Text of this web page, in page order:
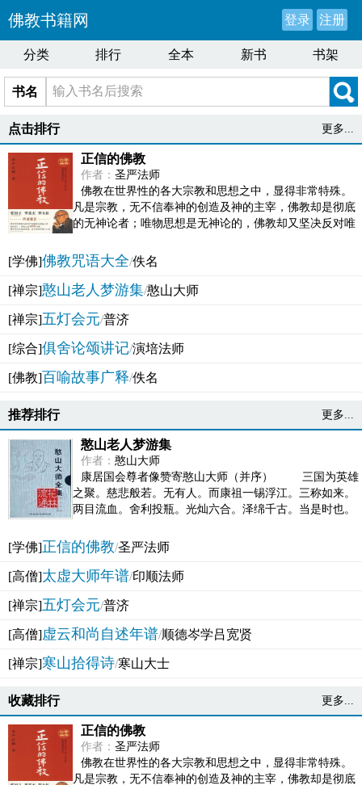
佛教书籍网 登录 注册
分类 排行 全本 新书 书架
书名
点击排行 更多...
正信的佛教
作者： 圣严法师
佛教在世界性的各大宗教和思想之中，显得非常特殊。
凡是宗教，无不信奉神的创造及神的主宰，佛教却是彻底
的无神论者；唯物思想是无神论的，佛教却又坚决反对唯
[学佛]佛教咒语大全/佚名
[禅宗]憨山老人梦游集/憨山大师
[禅宗]五灯会元/普济
[综合]俱舍论颂讲记/演培法师
[佛教]百喻故事广释/佚名
推荐排行 更多...
憨山老人梦游集
作者： 憨山大师
康居国会尊者像赞寄憨山大师（并序） 三国为英雄
之聚。慈悲般若。无有人。而康祖一锡浮江。三称如来。
两目流血。舍利投瓶。光灿六合。泽绵千古。当是时也。
[学佛]正信的佛教/圣严法师
[高僧]太虚大师年谱/印顺法师
[禅宗]五灯会元/普济
[高僧]虚云和尚自述年谱/顺德岑学吕宽贤
[禅宗]寒山拾得诗/寒山大士
收藏排行 更多...
正信的佛教
作者： 圣严法师
佛教在世界性的各大宗教和思想之中，显得非常特殊。
凡是宗教，无不信奉神的创造及神的主宰，佛教却是彻底